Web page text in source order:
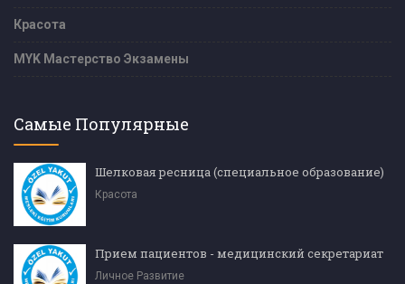
Красота
MYK Мастерство Экзамены
Самые Популярные
Шелковая ресница (специальное образование)
Красота
Прием пациентов - медицинский секретариат
Личное Развитие